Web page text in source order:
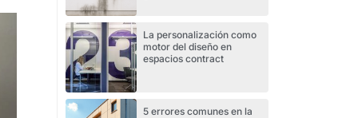
La personalización como
motor del diseño en
espacios contract
5 errores comunes en la